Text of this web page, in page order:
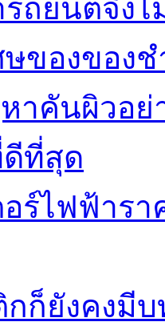
ถยนต์จึงไ
ษของของ
าคันผิวอ
ดีที่สุด
ร์ไฟฟ้าร
กก็ยังคงมี